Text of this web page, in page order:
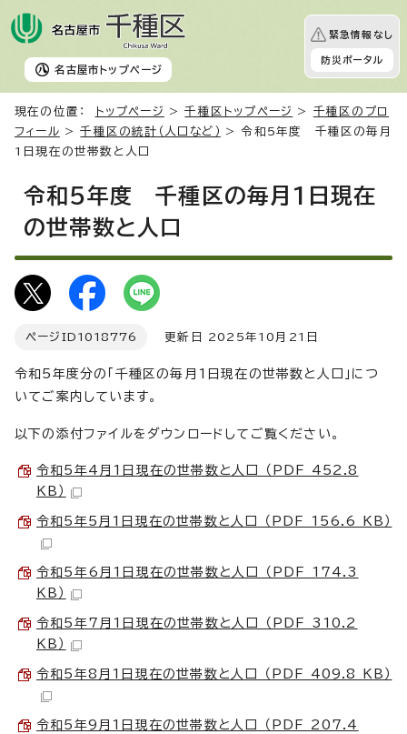
名古屋市 トップページ
緊急情報なし
防災ポータル
現在の位置： トップページ >千種区トップページ > 千種区のプロ
フィール >千種区の統計（人口など）
> 令和5年度 千種区の毎月
1日現在の世帯数と人口
令和5年度 千種区の毎月1日現在
の世帯数と人口
ページID 1018776 更新日 2025年10月21日
令和5年度分の「千種区の毎月1日現在の世帯数と人口」につ
いてご案内しています。
以下の添付ファイルをダウンロードしてご覧ください。
令和5年4月1日現在の世帯数と人口 （PDF 452.8
KB）
令和5年5月1日現在の世帯数と人口 （PDF 156.6 KB）
令和5年6月1日現在の世帯数と人口 （PDF 174.3
KB）
令和5年7月1日現在の世帯数と人口 （PDF 310.2
KB）
令和5年8月1日現在の世帯数と人口 （PDF 409.8 KB）
令和5年9月1日現在の世帯数と人口 （PDF 207.4